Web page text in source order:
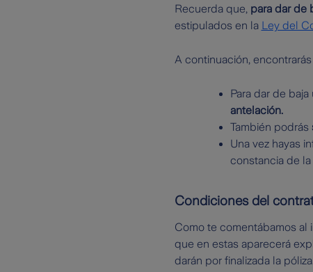
Recuerda que, para dar de
estipulados en la Ley del
A continuación,
Para dar de
antelación.
También podrás
Una vez hayas
constancia de
Condiciones del
Como te comentábamos al
que en estas aparecerá
darán por finalizada la póliza.